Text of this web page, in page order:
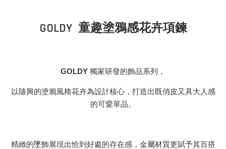
GOLDY 童趣塗鴉感花卉項鍊
GOLDY 獨家研發的飾品系列，
以隨興的塗鴉風格花卉為設計核心，打造出既俏皮又具大人感
的可愛單品。
精緻的墜飾展現出恰到好處的存在感，金屬材質更賦予其百搭